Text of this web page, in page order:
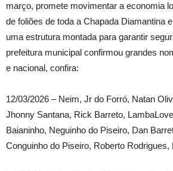
março, promete movimentar a economia
de foliões de toda a Chapada Diamantina
uma estrutura montada para garantir
prefeitura municipal confirmou grandes
e nacional, confira:
12/03/2026 – Neim, Jr do Forró, Natan
Jhonny Santana, Rick Barreto,
Baianinho, Neguinho do Piseiro, Dan
Conguinho do Piseiro, Roberto Rodrigues,